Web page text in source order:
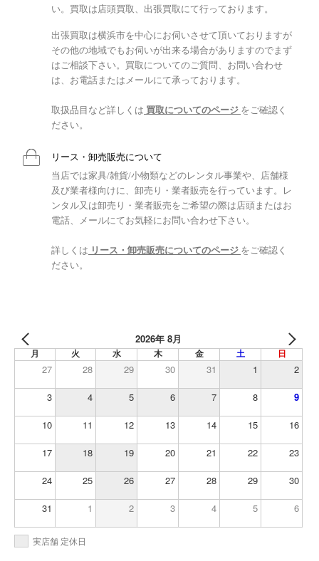
い。買取は店頭買取、出張買取にて行っております。
出張買取は横浜市を中心にお伺いさせて頂いておりますが
その他の地域でもお伺いが出来る場合がありますのでまず
はご相談下さい。買取についてのご質問、お問い合わせ
は、お電話またはメールにて承っております。
取扱品目など詳しくは 買取についてのページ をご確認く
ださい。
リース・卸売販売について
当店では家具/雑貨/小物類などのレンタル事業や、店舗様
及び業者様向けに、卸売り・業者販売を行っています。レ
ンタル又は卸売り・業者販売をご希望の際は店頭またはお
電話、メールにてお気軽にお問い合わせ下さい。
詳しくは リース・卸売販売についてのページ をご確認く
ださい。
2026年 8月
月 火 水 木 金 土 日
27 28 29 30 31 1 2
3 4 5 6 7 8 9
10 11 12 13 14 15 16
17 18 19 20 21 22 23
24 25 26 27 28 29 30
31 1 2 3 4 5 6
実店舗 定休日